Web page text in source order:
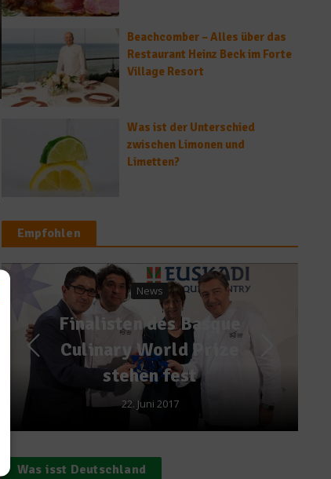
Beachcomber – Alles über das
Restaurant Heinz Beck im Forte
Village Resort
Was ist der Unterschied
zwischen Limonen und
Limetten?
Empfohlen
News
Fleischsommelier Dirk
Ludwig startet Street
Food-Offensive
6. Juli 2016
Was isst Deutschland